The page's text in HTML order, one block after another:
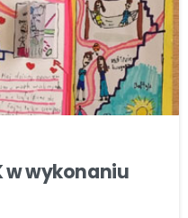
w wykonaniu